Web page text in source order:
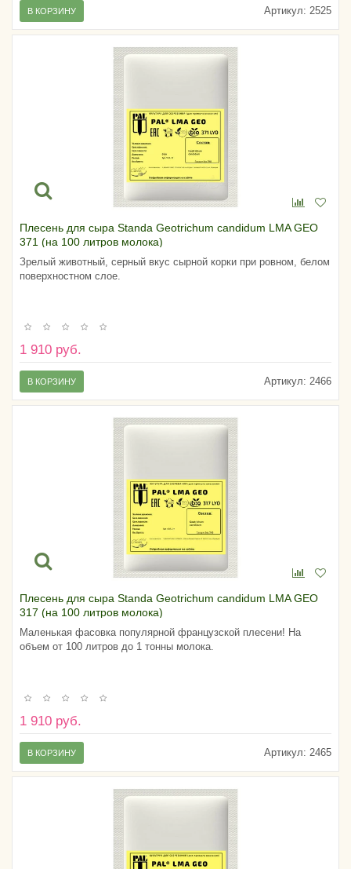
Артикул: 2525
В КОРЗИНУ
Плесень для сыра Standa Geotrichum candidum LMA GEO
371 (на 100 литров молока)
Зрелый животный, серный вкус сырной корки при ровном, белом
поверхностном слое.
1 910 руб.
Артикул: 2466
В КОРЗИНУ
Плесень для сыра Standa Geotrichum candidum LMA GEO
317 (на 100 литров молока)
Маленькая фасовка популярной французской плесени! На
объем от 100 литров до 1 тонны молока.
1 910 руб.
Артикул: 2465
В КОРЗИНУ